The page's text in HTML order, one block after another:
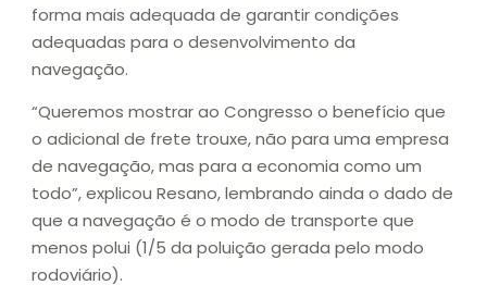
forma mais adequada de garantir condições
adequadas para o desenvolvimento da
navegação.
“Queremos mostrar ao Congresso o benefício que
o adicional de frete trouxe, não para uma empresa
de navegação, mas para a economia como um
todo”, explicou Resano, lembrando ainda o dado de
que a navegação é o modo de transporte que
menos polui (1/5 da poluição gerada pelo modo
rodoviário).